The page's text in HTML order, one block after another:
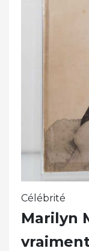
Célébrité
Marilyn